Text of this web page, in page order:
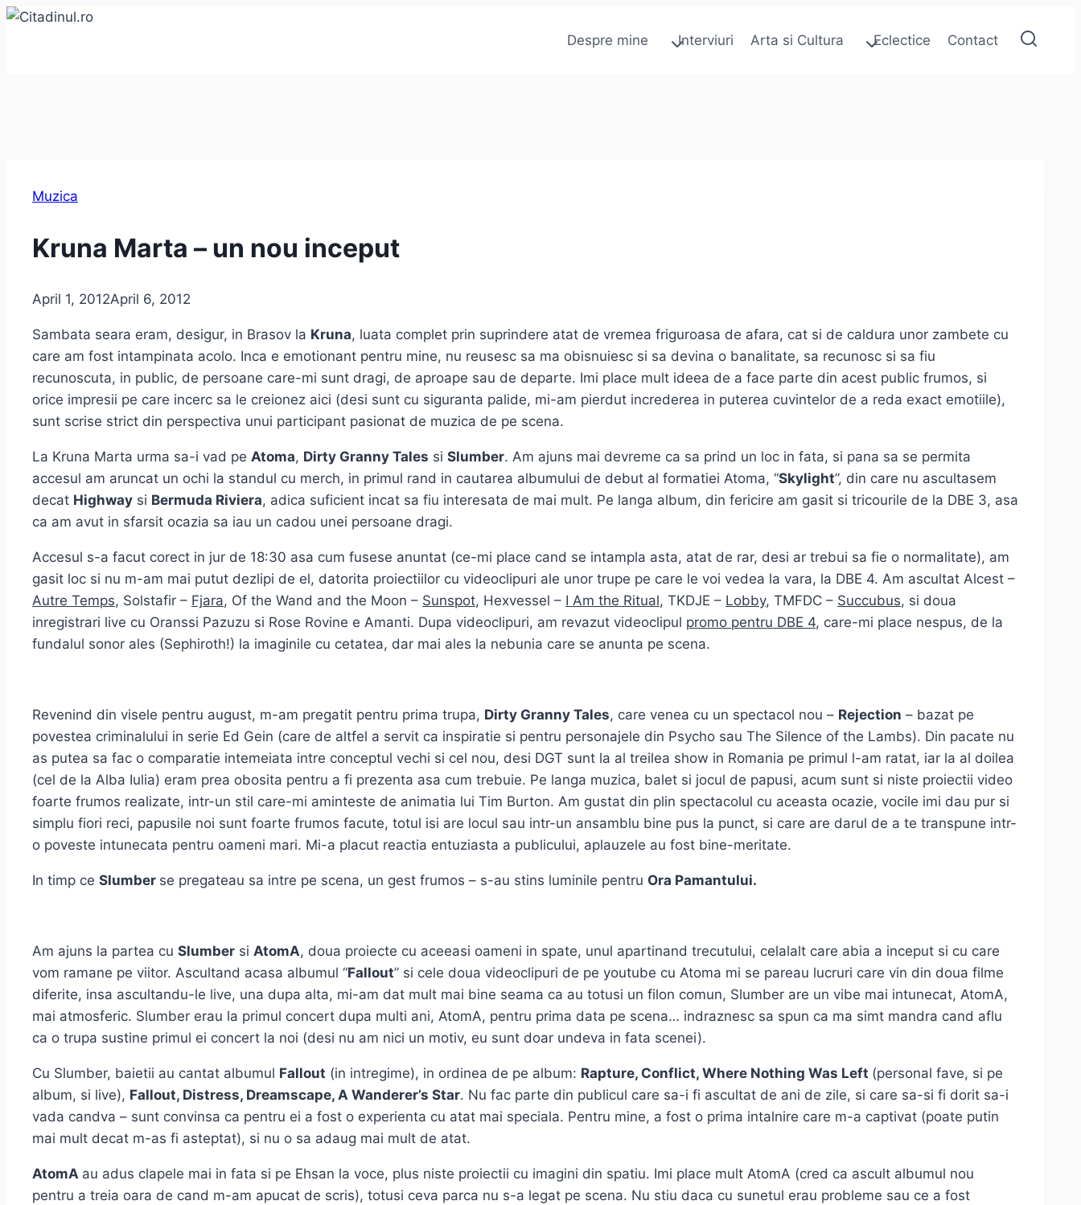
Skip
Despre mine Interviuri Arta si Cultura Eclectice Contact
Muzica
Kruna Marta – un nou inceput
April 1, 2012April 6, 2012
Sambata seara eram, desigur, in Brasov la Kruna, luata complet prin suprindere atat de vremea friguroasa de afara, cat si de caldura unor zambete cu
care am fost intampinata acolo. Inca e emotionant pentru mine, nu reusesc sa ma obisnuiesc si sa devina o banalitate, sa recunosc si sa fiu
recunoscuta, in public, de persoane care-mi sunt dragi, de aproape sau de departe. Imi place mult ideea de a face parte din acest public frumos, si
orice impresii pe care incerc sa le creionez aici (desi sunt cu siguranta palide, mi-am pierdut increderea in puterea cuvintelor de a reda exact emotiile),
sunt scrise strict din perspectiva unui participant pasionat de muzica de pe scena.
La Kruna Marta urma sa-i vad pe Atoma, Dirty Granny Tales si Slumber. Am ajuns mai devreme ca sa prind un loc in fata, si pana sa se permita
accesul am aruncat un ochi la standul cu merch, in primul rand in cautarea albumului de debut al formatiei Atoma, “Skylight”, din care nu ascultasem
decat Highway si Bermuda Riviera, adica suficient incat sa fiu interesata de mai mult. Pe langa album, din fericire am gasit si tricourile de la DBE 3, asa
ca am avut in sfarsit ocazia sa iau un cadou unei persoane dragi.
Accesul s-a facut corect in jur de 18:30 asa cum fusese anuntat (ce-mi place cand se intampla asta, atat de rar, desi ar trebui sa fie o normalitate), am
gasit loc si nu m-am mai putut dezlipi de el, datorita proiectiilor cu videoclipuri ale unor trupe pe care le voi vedea la vara, la DBE 4. Am ascultat Alcest –
Autre Temps, Solstafir – Fjara, Of the Wand and the Moon – Sunspot, Hexvessel – I Am the Ritual, TKDJE – Lobby, TMFDC – Succubus, si doua
inregistrari live cu Oranssi Pazuzu si Rose Rovine e Amanti. Dupa videoclipuri, am revazut videoclipul promo pentru DBE 4, care-mi place nespus, de la
fundalul sonor ales (Sephiroth!) la imaginile cu cetatea, dar mai ales la nebunia care se anunta pe scena.
Revenind din visele pentru august, m-am pregatit pentru prima trupa, Dirty Granny Tales, care venea cu un spectacol nou – Rejection – bazat pe
povestea criminalului in serie Ed Gein (care de altfel a servit ca inspiratie si pentru personajele din Psycho sau The Silence of the Lambs). Din pacate nu
as putea sa fac o comparatie intemeiata intre conceptul vechi si cel nou, desi DGT sunt la al treilea show in Romania pe primul l-am ratat, iar la al doilea
(cel de la Alba Iulia) eram prea obosita pentru a fi prezenta asa cum trebuie. Pe langa muzica, balet si jocul de papusi, acum sunt si niste proiectii video
foarte frumos realizate, intr-un stil care-mi aminteste de animatia lui Tim Burton. Am gustat din plin spectacolul cu aceasta ocazie, vocile imi dau pur si
simplu fiori reci, papusile noi sunt foarte frumos facute, totul isi are locul sau intr-un ansamblu bine pus la punct, si care are darul de a te transpune intr-
o poveste intunecata pentru oameni mari. Mi-a placut reactia entuziasta a publicului, aplauzele au fost bine-meritate.
In timp ce Slumber se pregateau sa intre pe scena, un gest frumos – s-au stins luminile pentru Ora Pamantului.
Am ajuns la partea cu Slumber si AtomA, doua proiecte cu aceeasi oameni in spate, unul apartinand trecutului, celalalt care abia a inceput si cu care
vom ramane pe viitor. Ascultand acasa albumul “Fallout” si cele doua videoclipuri de pe youtube cu Atoma mi se pareau lucruri care vin din doua filme
diferite, insa ascultandu-le live, una dupa alta, mi-am dat mult mai bine seama ca au totusi un filon comun, Slumber are un vibe mai intunecat, AtomA,
mai atmosferic. Slumber erau la primul concert dupa multi ani, AtomA, pentru prima data pe scena… indraznesc sa spun ca ma simt mandra cand aflu
ca o trupa sustine primul ei concert la noi (desi nu am nici un motiv, eu sunt doar undeva in fata scenei).
Cu Slumber, baietii au cantat albumul Fallout (in intregime), in ordinea de pe album: Rapture, Conflict, Where Nothing Was Left (personal fave, si pe
album, si live), Fallout, Distress, Dreamscape, A Wanderer’s Star. Nu fac parte din publicul care sa-i fi ascultat de ani de zile, si care sa-si fi dorit sa-i
vada candva – sunt convinsa ca pentru ei a fost o experienta cu atat mai speciala. Pentru mine, a fost o prima intalnire care m-a captivat (poate putin
mai mult decat m-as fi asteptat), si nu o sa adaug mai mult de atat.
AtomA au adus clapele mai in fata si pe Ehsan la voce, plus niste proiectii cu imagini din spatiu. Imi place mult AtomA (cred ca ascult albumul nou
pentru a treia oara de cand m-am apucat de scris), totusi ceva parca nu s-a legat pe scena. Nu stiu daca cu sunetul erau probleme sau ce a fost